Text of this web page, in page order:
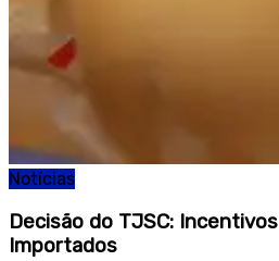
Notícias
Decisão do TJSC:
Importados